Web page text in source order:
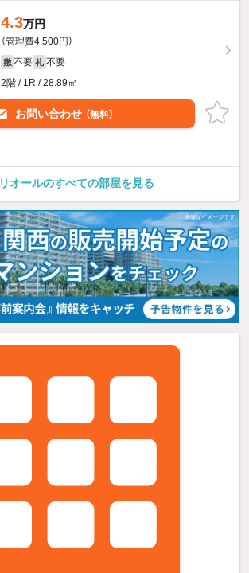
4.3万円
（管理費4,500円）
敷 不要 礼 不要
2階 / 1R / 28.89㎡
お問い合わせ （無料）
オールのすべての部屋を見る